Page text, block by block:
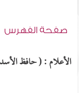
صفحة الفهرس
الأعلام : ( حافظ